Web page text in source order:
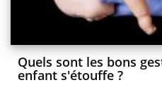
Quels sont les bons
enfant s'étouffe ?